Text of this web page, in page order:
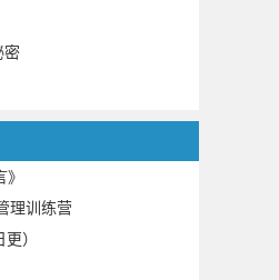
密
理训练营
）